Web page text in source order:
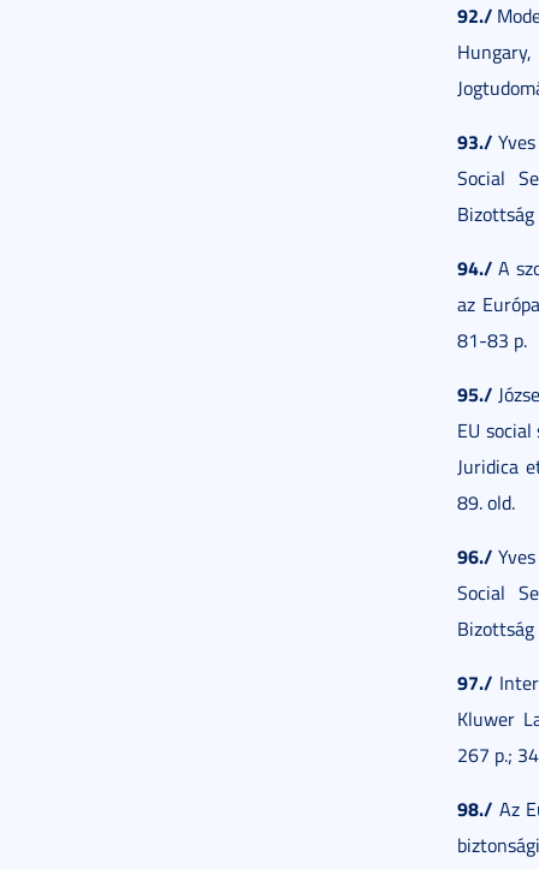
92./
93./
Social
94./ A
az
81-83 p.
95./
EU
Juridica
89. old.
96./
Social
97./
Kluwer
267 p.;
98./ Az